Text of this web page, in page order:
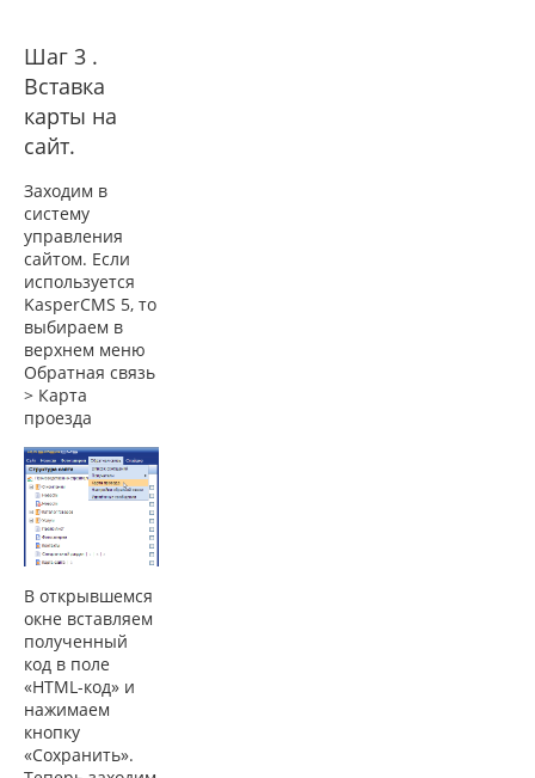
Шаг 3 .
Вставка
карты на
сайт.
Заходим в
систему
управления
сайтом. Если
используется
KasperCMS 5, то
выбираем в
верхнем меню
Обратная связь
> Карта
проезда
В открывшемся
окне вставляем
полученный
код в поле
«HTML-код» и
нажимаем
кнопку
«Сохранить».